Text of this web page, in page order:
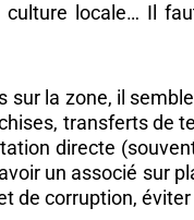
locale… Il
la zone, il
transferts de
directe
un associé sur
de corruption,